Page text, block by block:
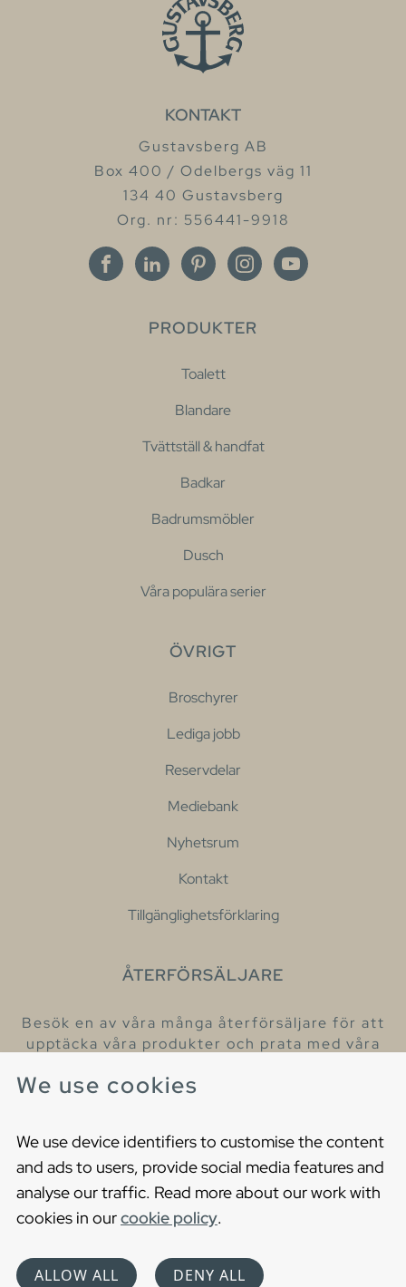
We use cookies
We use device identifiers to customise the content
and ads to users, provide social media features and
analyse our traffic. Read more about our work with
cookies in ourcookie policy.
ALLOW ALL DENY ALL
KONTAKT
Gustavsberg AB
Box 400 / Odelbergs väg 11
134 40 Gustavsberg
Org. nr: 556441-9918
PRODUKTER
Toalett
Blandare
Tvättställ & handfat
Badkar
Badrumsmöbler
Dusch
Våra populära serier
ÖVRIGT
Broschyrer
Lediga jobb
Reservdelar
Mediebank
Nyhetsrum
Kontakt
Tillgänglighetsförklaring
ÅTERFÖRSÄLJARE
Besök en av våra många återförsäljare för att
upptäcka våra produkter och prata med våra
Cookies
Privacy statement